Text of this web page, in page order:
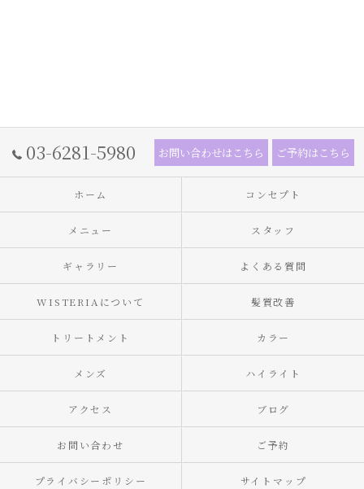
03-6281-5980 お問い合わせはこちら ご予約はこちら
ホーム コンセプト
メニュー スタッフ
ギャラリー よくある質問
WISTERIAについて 髪質改善
トリートメント カラー
メンズ ハイライト
アクセス ブログ
お問い合わせ ご予約
プライバシーポリシー サイトマップ